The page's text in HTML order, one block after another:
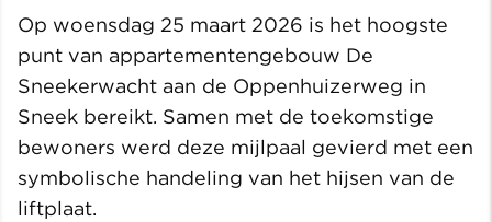
Op woensdag 25 maart 2026 is het hoogste
punt van appartementengebouw De
Sneekerwacht aan de Oppenhuizerweg in
Sneek bereikt. Samen met de toekomstige
bewoners werd deze mijlpaal gevierd met een
symbolische handeling van het hijsen van de
liftplaat.